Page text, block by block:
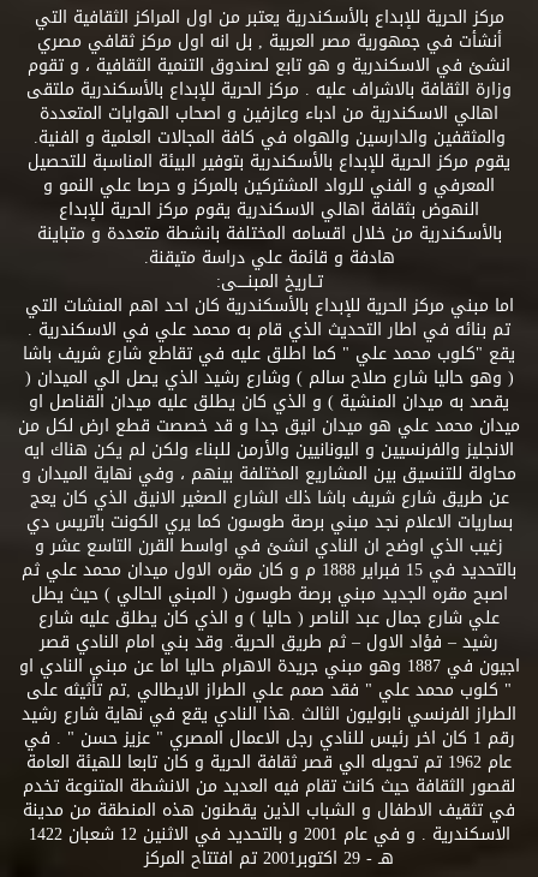
مركز الحرية للإبداع بالأسكندرية يعتبر من اول المراكز الثقافية التي
أنشأت في جمهورية مصر العربية , بل انه اول مركز ثقافي مصري
انشئ في الاسكندرية و هو تابع لصندوق التنمية الثقافية ، و تقوم
وزارة الثقافة بالاشراف عليه . مركز الحرية للإبداع بالأسكندرية ملتقى
اهالي الاسكندرية من ادباء وعازفين و اصحاب الهوايات المتعددة
والمثقفين والدارسين والهواه في كافة المجالات العلمية و الفنية.
يقوم مركز الحرية للإبداع بالأسكندرية بتوفير البيئة المناسبة للتحصيل
المعرفي و الفني للرواد المشتركين بالمركز و حرصا علي النمو و
النهوض بثقافة اهالي الاسكندرية يقوم مركز الحرية للإبداع
بالأسكندرية من خلال اقسامه المختلفة بانشطة متعددة و متباينة
هادفة و قائمة علي دراسة متيقنة.
تــاريخ المبنــــى:
اما مبني مركز الحرية للإبداع بالأسكندرية كان احد اهم المنشات التي
تم بنائه في اطار التحديث الذي قام به محمد علي في الاسكندرية .
يقع "كلوب محمد علي " كما اطلق عليه في تقاطع شارع شريف باشا
( وهو حاليا شارع صلاح سالم ) وشارع رشيد الذي يصل الي الميدان (
يقصد به ميدان المنشية ) و الذي كان يطلق عليه ميدان القناصل او
ميدان محمد علي هو ميدان انيق جدا و قد خصصت قطع ارض لكل من
الانجليز والفرنسيين و اليونانيين والأرمن للبناء ولكن لم يكن هناك ايه
محاولة للتنسيق بين المشاريع المختلفة بينهم ، وفي نهاية الميدان و
عن طريق شارع شريف باشا ذلك الشارع الصغير الانيق الذي كان يعج
بساريات الاعلام نجد مبني برصة طوسون كما يري الكونت باتريس دي
زغيب الذي اوضح ان النادي انشئ في اواسط القرن التاسع عشر و
بالتحديد في 15 فبراير 1888 م و كان مقره الاول ميدان محمد علي ثم
اصبح مقره الجديد مبني برصة طوسون ( المبني الحالي ) حيث يطل
علي شارع جمال عبد الناصر ( حاليا ) و الذي كان يطلق عليه شارع
رشيد – فؤاد الاول – ثم طريق الحرية. وقد بني امام النادي قصر
اجيون في 1887 وهو مبني جريدة الاهرام حاليا اما عن مبني النادي او
" كلوب محمد علي " فقد صمم علي الطراز الايطالي ,تم تأثيثه على
الطراز الفرنسي نابوليون الثالث .هذا النادي يقع في نهاية شارع رشيد
رقم 1 كان اخر رئيس للنادي رجل الاعمال المصري " عزيز حسن " . في
عام 1962 تم تحويله الي قصر ثقافة الحرية و كان تابعا للهيئة العامة
لقصور الثقافة حيث كانت تقام فيه العديد من الانشطة المتنوعة تخدم
في تثقيف الاطفال و الشباب الذين يقطنون هذه المنطقة من مدينة
الاسكندرية . و في عام 2001 و بالتحديد في الاثنين 12 شعبان 1422
هـ - 29 اكتوبر2001 تم افتتاح المركز